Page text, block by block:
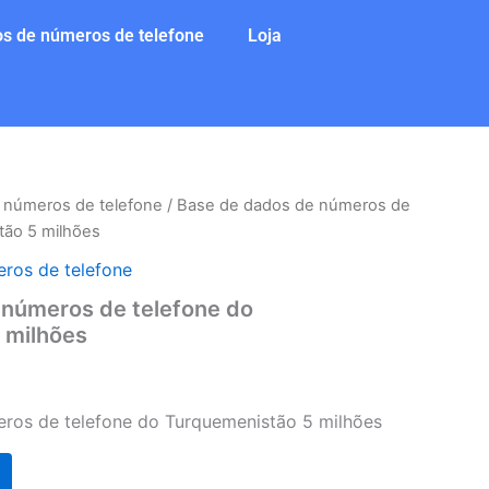
de números de telefone Loja
de telefone / Base de dados de números de
5 milhões
de telefone
de telefone do
de telefone do Turquemenistão 5 milhões